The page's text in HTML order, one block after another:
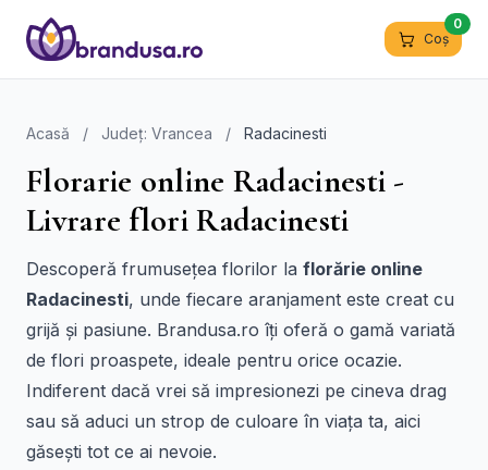
Coș
0
Acasă / Județ: Vrancea / Radacinesti
Florarie online Radacinesti -
Livrare flori Radacinesti
Descoperă frumusețea florilor la florărie online
Radacinesti, unde fiecare aranjament este creat cu
grijă și pasiune. Brandusa.ro îți oferă o gamă variată
de flori proaspete, ideale pentru orice ocazie.
Indiferent dacă vrei să impresionezi pe cineva drag
sau să aduci un strop de culoare în viața ta, aici
găsești tot ce ai nevoie.